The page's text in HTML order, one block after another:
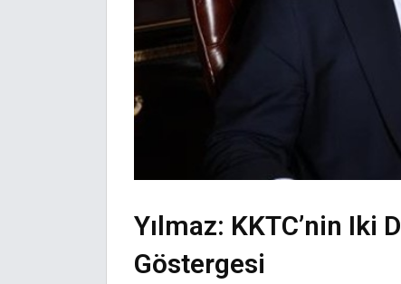
Yılmaz: KKTC’nin Iki
Göstergesi